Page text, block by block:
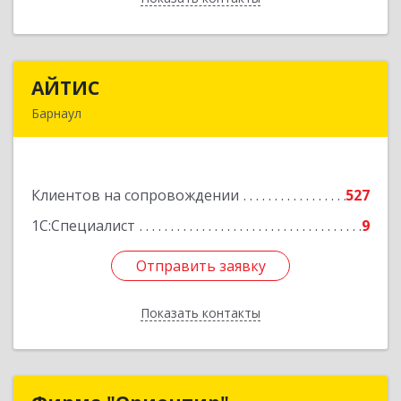
АЙТИС
Барнаул
Клиентов на сопровождении
527
1С:Специалист
9
Отправить заявку
Показать контакты
Подробнее
Отправить заявку
Назад